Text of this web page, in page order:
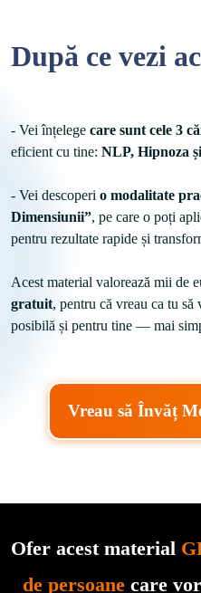
După ce vezi
- Vei înțelege care sunt cele 3
eficient cu tine: NLP, Hipnoza
- Vei descoperi o modalitate
Dimensiunii”, pe care o poți
pentru rezultate rapide și
Acest material valorează mii de
gratuit, pentru că vreau ca tu
posibilă și pentru tine — mai
Vreau să Învăț
Ofer acest material
de persoane care